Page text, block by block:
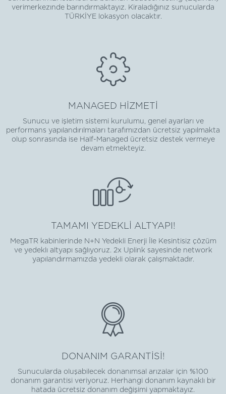
verimerkezınde barındırmaktayız. Kiraladığınız sunucularda
TÜRKİYE lokasyon olacaktır.
MANAGED HİZMETİ
Sunucu ve işletim sistemi kurulumu, genel ayarları ve
performans yapılandırılmaları tarafımızdan ücretsiz yapılmakta
olup sonrasında ise Half-Managed ücretsiz destek vermeye
devam etmekteyiz.
TAMAMI YEDEKLİ ALTYAPI!
MegaTR kabinlerinde N+N Yedekli Enerji İle Kesintisiz çözüm
ve yedeklı altyapı sağlıyoruz. 2x Uplink sayesinde network
yapılandırmamızda yedekli olarak çalışmaktadır.
DONANIM GARANTİSİ!
Sunucularda oluşabilecek donanımsal arızalar için %100
donanım garantisi veriyoruz. Herhangi donanım kaynaklı bir
hatada ücretsiz donanım değişimi yapmaktayız.